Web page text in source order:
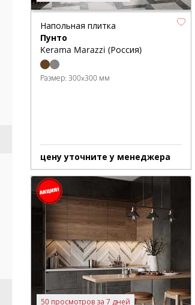
Напольная плитка
Пунто
Kerama Marazzi (Россия)
Размер: 300x300 мм
цену уточните у менеджера
50 просмотров за 7 дней